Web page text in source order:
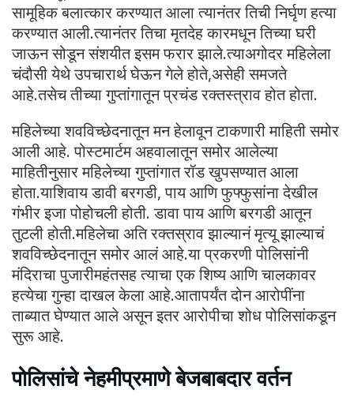
सामूहिक बलात्कार करण्यात आला त्यानंतर तिची निर्घृण हत्या
करण्यात आली.त्यानंतर तिचा मृतदेह कारमधून तिच्या घरी
जाऊन सोडून संशयीत इसम फरार झाले.त्याअगोदर महिलेला
चंदौसी येथे उपचारार्थ घेऊन गेले होते,असेही समजते
आहे.तसेच तीच्या गुप्तांगातून प्रचंड रक्तस्त्राव होत होता.
महिलेच्या शवविच्छेदनातून मन हेलावून टाकणारी माहिती समोर
आली आहे. पोस्टमार्टम अहवालातून समोर आलेल्या
माहितीनुसार महिलेच्या गुप्तांगात रॉड खुपसण्यात आला
होता.याशिवाय डावी बरगडी, पाय आणि फुफ्फुसांना देखील
गंभीर इजा पोहोचली होती. डावा पाय आणि बरगडी आतून
तुटली होती.महिलेचा अति रक्तस्राव झाल्यानं मृत्यू झाल्याचं
शवविच्छेदनातून समोर आलं आहे.या प्रकरणी पोलिसांनी
मंदिराचा पुजारीमहंतसह त्याचा एक शिष्य आणि चालकावर
हत्येचा गुन्हा दाखल केला आहे.आतापर्यंत दोन आरोपींना
ताब्यात घेण्यात आले असून इतर आरोपीचा शोध पोलिसांकडून
सुरू आहे.
पोलिसांचे नेहमीप्रमाणे बेजबाबदार वर्तन